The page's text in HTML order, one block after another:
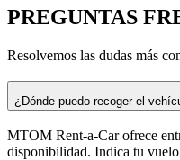
PREGUNTAS
Resolvemos las dudas más
¿Dónde puedo recoger el
MTOM Rent-a-Car ofrece
disponibilidad. Indica tu